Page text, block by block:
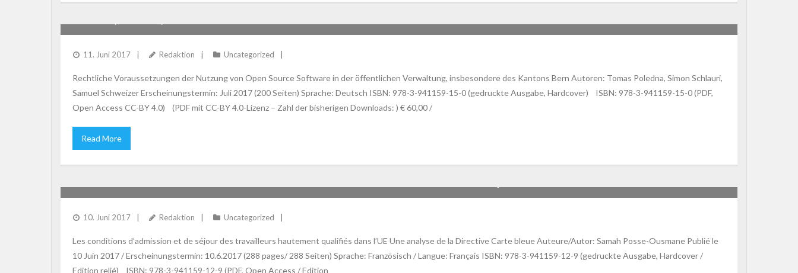
VERWALTUNG, INSBESONDERE DES KANTONS BERN
11. Juni 2017 Redaktion Uncategorized
Rechtliche Voraussetzungen der Nutzung von Open Source Software in der öffentlichen Verwaltung, insbesondere des Kantons Bern Autoren: Tomas Poledna, Simon Schlauri,
Samuel Schweizer Erscheinungstermin: Juli 2017 (200 Seiten) Sprache: Deutsch ISBN: 978-3-941159-15-0 (gedruckte Ausgabe, Hardcover) ISBN: 978-3-941159-15-0 (PDF,
Open Access CC-BY 4.0) (PDF mit CC-BY 4.0-Lizenz – Zahl der bisherigen Downloads: ) € 60,00 /
Read More
10. Juni 2017 Redaktion Uncategorized
Les conditions d’admission et de séjour des travailleurs hautement qualifiés dans l’UE Une analyse de la Directive Carte bleue Auteure/Autor: Samah Posse-Ousmane Publié le
10 Juin 2017 / Erscheinungstermin: 10.6.2017 (288 pages/ 288 Seiten) Sprache: Französisch / Langue: Français ISBN: 978-3-941159-12-9 (gedruckte Ausgabe, Hardcover /
Edition relié) ISBN: 978-3-941159-12-9 (PDF, Open Access / Edition